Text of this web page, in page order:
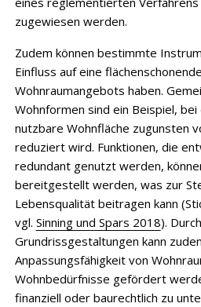
zugewiesen werden.
Zudem können bestimmte
Einfluss auf eine
Wohnraumangebots haben.
Wohnformen sind ein Beispiel,
nutzbare Wohnfläche zugunsten
reduziert wird. Funktionen, die
redundant genutzt werden,
bereitgestellt werden, was zur
Lebensqualität beitragen kann
vgl. Sinning und Spars 2018).
Grundrissgestaltungen kann
Anpassungsfähigkeit von
Wohnbedürfnisse gefördert
finanziell oder baurechtlich zu